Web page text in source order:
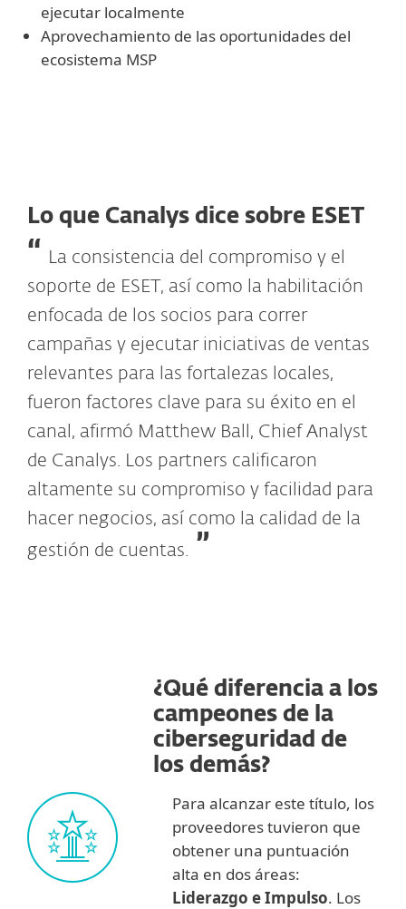
ejecutar localmente
Aprovechamiento de las oportunidades del
ecosistema MSP
Lo que Canalys dice sobre ESET
La consistencia del compromiso y el
soporte de ESET, así como la habilitación
enfocada de los socios para correr
campañas y ejecutar iniciativas de ventas
relevantes para las fortalezas locales,
fueron factores clave para su éxito en el
canal, afirmó Matthew Ball, Chief Analyst
de Canalys. Los partners calificaron
altamente su compromiso y facilidad para
hacer negocios, así como la calidad de la
gestión de cuentas.
¿Qué diferencia a los
campeones de la
ciberseguridad de
los demás?
Para alcanzar este título, los
proveedores tuvieron que
obtener una puntuación
alta en dos áreas:
Liderazgo e Impulso. Los